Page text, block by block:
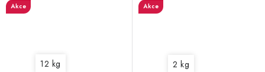
Akce
12 kg
Akce
2 kg